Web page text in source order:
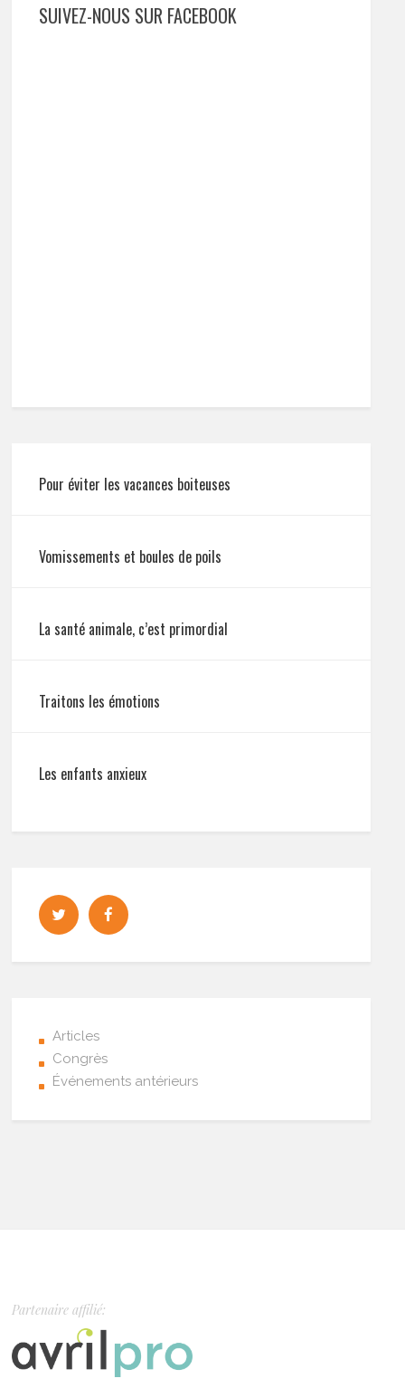
SUIVEZ-NOUS SUR FACEBOOK
Pour éviter les vacances boiteuses
Vomissements et boules de poils
La santé animale, c’est primordial
Traitons les émotions
Les enfants anxieux
Articles
Congrès
Événements antérieurs
Partenaire affilié: